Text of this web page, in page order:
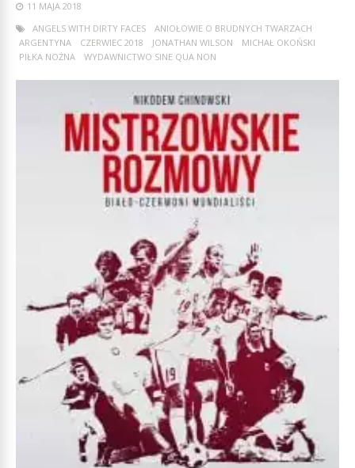
11 MAJA 2018
ANGELS WITH DIRTY FACES
ANIOŁOWIE O BRUDNYCH TWARZACH
ARGENTYNA
CZERWIEC 2018 JONATHAN WILSON
MICHAŁ OKOŃSKI
PIŁKA NOŻNA
WYDAWNICTWO SINE QUA NON